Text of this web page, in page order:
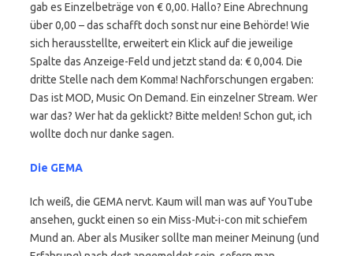
gab es Einzelbeträge von € 0,00. Hallo? Eine Abrechnung
über 0,00 – das schafft doch sonst nur eine Behörde! Wie
sich herausstellte, erweitert ein Klick auf die jeweilige
Spalte das Anzeige-Feld und jetzt stand da: € 0,004. Die
dritte Stelle nach dem Komma! Nachforschungen ergaben:
Das ist MOD, Music On Demand. Ein einzelner Stream. Wer
war das? Wer hat da geklickt? Bitte melden! Schon gut, ich
wollte doch nur danke sagen.
Die GEMA
Ich weiß, die GEMA nervt. Kaum will man was auf YouTube
ansehen, guckt einen so ein Miss-Mut-i-con mit schiefem
Mund an. Aber als Musiker sollte man meiner Meinung (und